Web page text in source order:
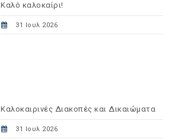
Καλό καλοκαίρι!
31 Ιουλ 2026
Καλοκαιρινές Διακοπές και Δικαιώματα
31 Ιουλ 2026